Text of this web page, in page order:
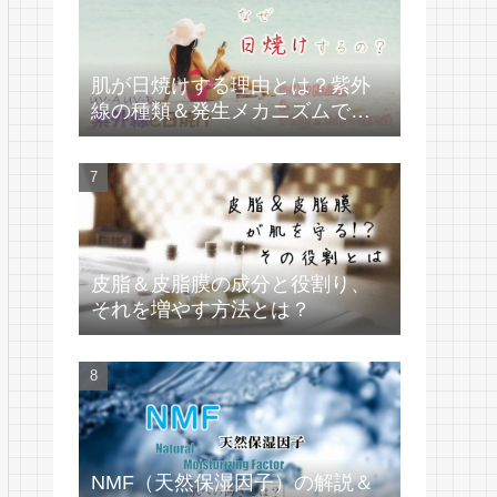
肌が日焼けする理由とは？紫外
線の種類＆発生メカニズムで学
ぶ
皮脂＆皮脂膜の成分と役割り、
それを増やす方法とは？
NMF（天然保湿因子）の解説＆